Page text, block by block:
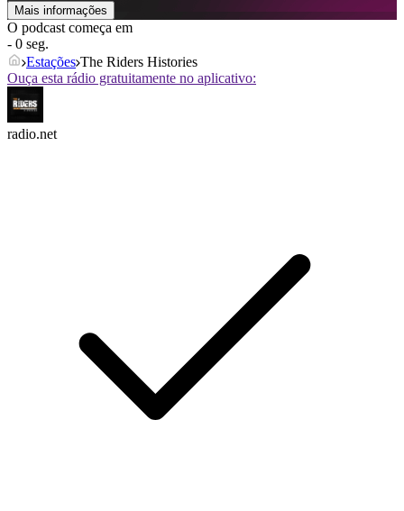
Mais informações
O podcast começa em
- 0 seg.
Estações The Riders Histories
Ouça esta rádio gratuitamente no aplicativo:
radio.net